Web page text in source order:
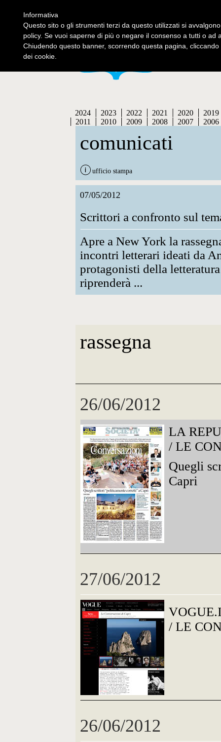
contatti
2024 2023 2022 2021 2020
2019
2011
2010 2009 2008 2007 2006
comunicati
ufficio stampa
07/05/2012
Scrittori a confronto sul
Apre a New York la
incontri letterari ideati da
protagonisti della
riprenderà ...
rassegna
26/06/2012
LA
/ LE
Quegli
Capri
27/06/2012
/ LE
26/06/2012
Informativa
Questo sito o gli strumenti terzi da questo utilizzati si
policy. Se vuoi saperne di più o negare il consenso a tutti o ad
Chiudendo questo banner, scorrendo questa pagina,
dei cookie.